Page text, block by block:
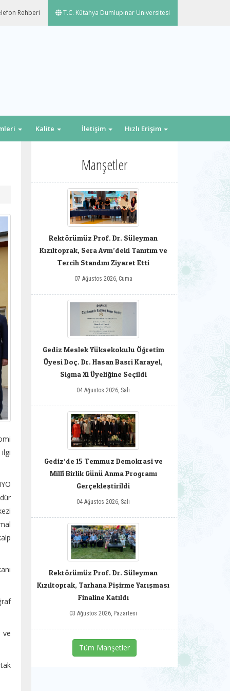
Rehberi T.C. Kütahya Dumlupınar Üniversitesi
Kalite İletişim Hızlı Erişim
ve
Manşetler
Rektörümüz Prof. Dr. Süleyman
Kızıltoprak, Sera Avm’deki Tanıtım ve
Tercih Standını Ziyaret Etti
07 Ağustos 2026, Cuma
Gediz Meslek Yüksekokulu Öğretim
Üyesi Doç. Dr. Hasan Basri Karayel,
Sigma Xi Üyeliğine Seçildi
04 Ağustos 2026, Salı
Gediz‘de 15 Temmuz Demokrasi ve
Millî Birlik Günü Anma Programı
Gerçekleştirildi
04 Ağustos 2026, Salı
Rektörümüz Prof. Dr. Süleyman
Kızıltoprak, Tarhana Pişirme Yarışması
Finaline Katıldı
03 Ağustos 2026, Pazartesi
Tüm Manşetler